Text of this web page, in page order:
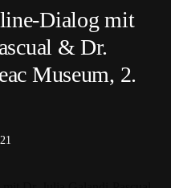
Dialog mit
& Dr.
Museum, 2.